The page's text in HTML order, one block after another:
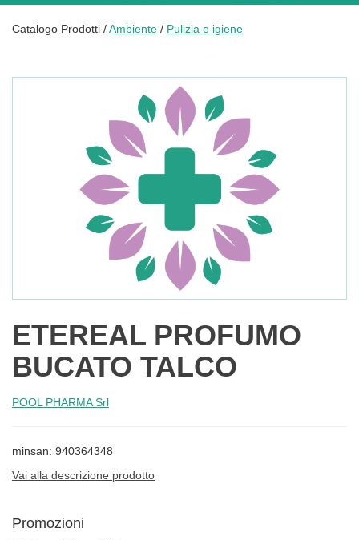
Catalogo Prodotti /Ambiente / Pulizia e igiene
ETEREAL PROFUMO
BUCATO TALCO
POOL PHARMA Srl
minsan: 940364348
Vai alla descrizione prodotto
Promozioni